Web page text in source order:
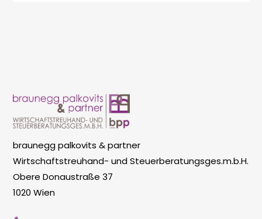
braunegg palkovits & partner
Wirtschaftstreuhand- und Steuerberatungsges.m.b.H.
Obere Donaustraße 37
1020 Wien